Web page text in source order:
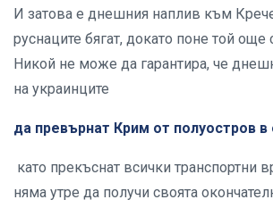
И затова е днешния наплив към
руснаците бягат, докато поне той още
Никой не може да гарантира, че
на украинците
да превърнат Крим от полуостров в
като прекъснат всички транспортни
няма утре да получи своята